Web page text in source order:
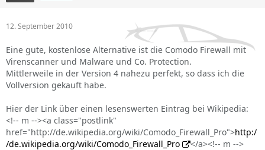
12. September 2010
Eine gute, kostenlose Alternative ist die Comodo Firewall mit
Virenscanner und Malware und Co. Protection.
Mittlerweile in der Version 4 nahezu perfekt, so dass ich die
Vollversion gekauft habe.
Hier der Link über einen lesenswerten Eintrag bei Wikipedia:
<!-- m --><a class="postlink"
href="http://de.wikipedia.org/wiki/Comodo_Firewall_Pro">http:/
/de.wikipedia.org/wiki/Comodo_Firewall_Pro
</a><!-- m -->